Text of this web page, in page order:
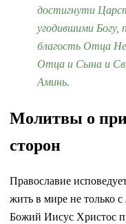
достигнути
угодившими Богу,
благость Отца
Отца и Сына и
Аминь.
Молитвы о
сторон
Православие
жить в мире не только
Божий Иисус Христос